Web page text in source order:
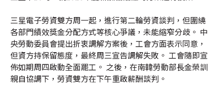
三星電子勞資雙方周一起，進行第二輪勞資談判，但圍繞
各部門績效獎金分配方式等核心爭議，未能縮窄分歧。 中
央勞動委員會提出折衷調解方案後，工會方面表示同意，
但資方持保留態度，最終周三宣告調解失敗。 工會隨即宣
佈如期周四啟動全面罷工。 之後，在南韓勞動部長金榮訓
親自協調下，勞資雙方在下午重啟薪酬談判。